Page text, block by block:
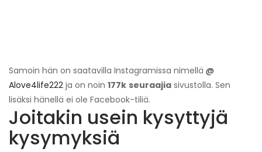
Samoin hän on saatavilla Instagramissa nimellä @
Alove4life222 ja on noin 177k seuraajia sivustolla. Sen
lisäksi hänellä ei ole Facebook-tiliä.
Joitakin usein kysyttyjä
kysymyksiä